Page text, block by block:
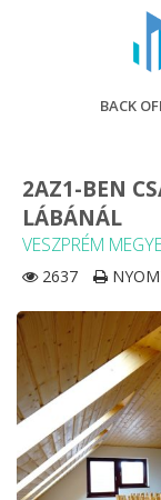
BACK
2AZ1-BEN
LÁBÁNÁL
VESZPRÉM
2637